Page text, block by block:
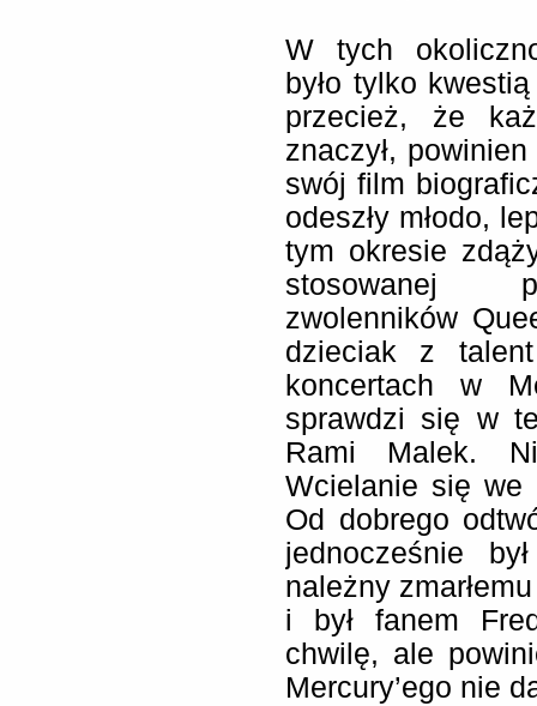
W tych
było tylko
przecież, że
znaczył,
swój film
odeszły młodo,
tym okresie
stosowanej
zwolenników
dzieciak z
koncertach w
sprawdzi się w
Rami Malek.
Wcielanie się we
Od dobrego
jednocześnie
należny
i był fanem
chwilę, ale
Mercury’ego nie